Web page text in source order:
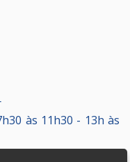
às 11h30 - 13h às